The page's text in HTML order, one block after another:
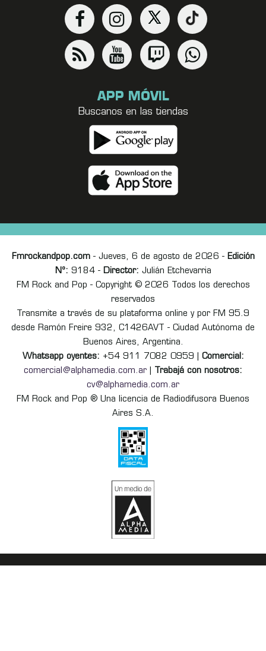
APP MÓVIL
Buscanos en las tiendas
Fmrockandpop.com- Jueves, 6 de agosto de 2026 - Edición
Nº: 9184 - Director: Julián Etchevarria
FM Rock and Pop - Copyright © 2026 Todos los derechos
reservados
Transmite a través de su plataforma online y por FM 95.9
desde Ramón Freire 932, C1426AVT - Ciudad Autónoma de
Buenos Aires, Argentina.
Whatsapp oyentes: +54 911 7082 0959 | Comercial:
comercial@alphamedia.com.ar
Trabajá con nosotros:
cv@alphamedia.com.ar
FM Rock and Pop ® Una licencia de Radiodifusora Buenos
Aires S.A.